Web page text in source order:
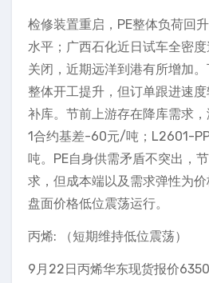
检修装置重启，PE整体负荷回
水平；广西石化近日试车全密
关闭，近期远洋到港有所增加。
整体开工提升，但订单跟进速
补库。节前上游存在降库需求
1合约基差-60元/吨；L2601-
吨。PE自身供需矛盾不突出，
求，但成本端以及需求弹性为
盘面价格低位震荡运行。
丙烯: （短期维持低位震荡）
9月22日丙烯华东现货报价